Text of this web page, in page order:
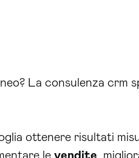
La consulenza crm
ottenere risultati
le vendite,